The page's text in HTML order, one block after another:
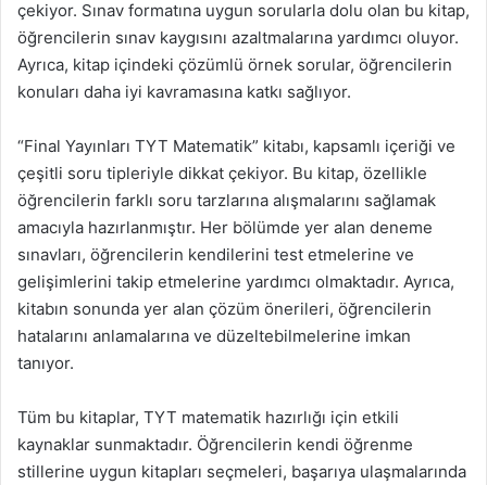
çekiyor. Sınav formatına uygun sorularla dolu olan bu kitap,
öğrencilerin sınav kaygısını azaltmalarına yardımcı oluyor.
Ayrıca, kitap içindeki çözümlü örnek sorular, öğrencilerin
konuları daha iyi kavramasına katkı sağlıyor.
“Final Yayınları TYT Matematik” kitabı, kapsamlı içeriği ve
çeşitli soru tipleriyle dikkat çekiyor. Bu kitap, özellikle
öğrencilerin farklı soru tarzlarına alışmalarını sağlamak
amacıyla hazırlanmıştır. Her bölümde yer alan deneme
sınavları, öğrencilerin kendilerini test etmelerine ve
gelişimlerini takip etmelerine yardımcı olmaktadır. Ayrıca,
kitabın sonunda yer alan çözüm önerileri, öğrencilerin
hatalarını anlamalarına ve düzeltebilmelerine imkan
tanıyor.
Tüm bu kitaplar, TYT matematik hazırlığı için etkili
kaynaklar sunmaktadır. Öğrencilerin kendi öğrenme
stillerine uygun kitapları seçmeleri, başarıya ulaşmalarında